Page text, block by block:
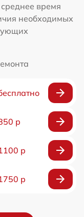
время
необходимых
р
р
р